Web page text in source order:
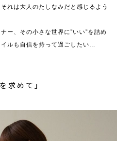
れは大人のたしなみだと感じるよう
ー、その小さな世界に”いい”を詰め
ルも自信を持って過ごしたい...
求めて」